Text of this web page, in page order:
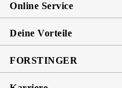
Online Service
Deine Vorteile
FORSTINGER